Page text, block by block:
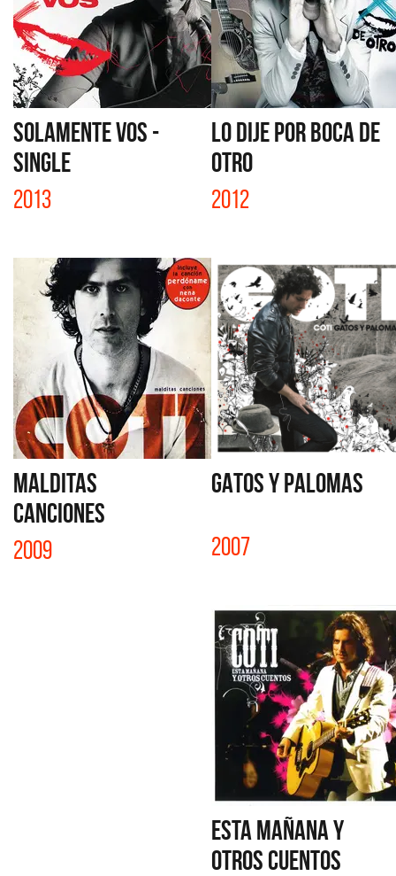
SOLAMENTE VOS -
SINGLE
2013
LO DIJE POR BOCA DE
OTRO
2012
MALDITAS
CANCIONES
2009
GATOS Y PALOMAS
2007
ESTA MAÑANA Y
OTROS CUENTOS